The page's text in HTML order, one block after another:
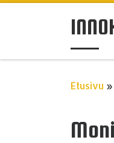
Skip to content
Etusivu »